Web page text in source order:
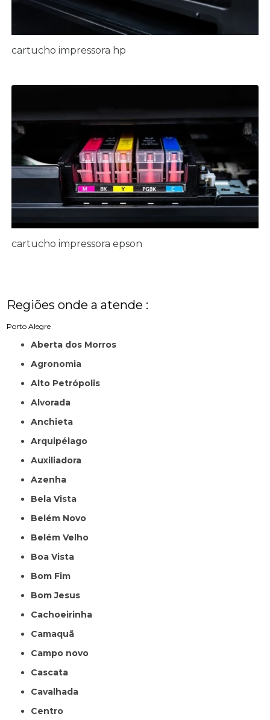
cartucho impressora hp
cartucho impressora epson
Regiões onde a atende :
Porto Alegre
Aberta dos Morros
Agronomia
Alto Petrópolis
Alvorada
Anchieta
Arquipélago
Auxiliadora
Azenha
Bela Vista
Belém Novo
Belém Velho
Boa Vista
Bom Fim
Bom Jesus
Cachoeirinha
Camaquã
Campo novo
Cascata
Cavalhada
Centro